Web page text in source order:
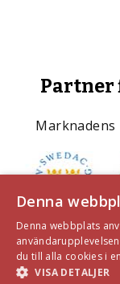
Partner
Denna
Denna webbplats
du till alla cookies i
VISA DETALJER